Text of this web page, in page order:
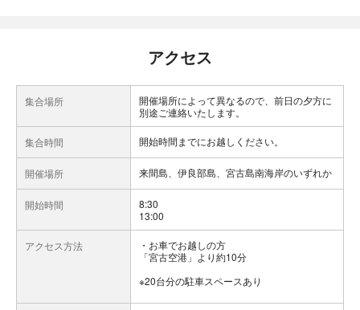
アクセス
集合場所
開催場所によって異なるので、前日の夕方に
別途ご連絡いたします。
集合時間 開始時間までにお越しください。
開催場所 来間島、伊良部島、宮古島南海岸のいずれか
開始時間
8:30
13:00
アクセス方法
お車でお越しの方
「宮古空港」より約10分
※20台分の駐車スペースあり